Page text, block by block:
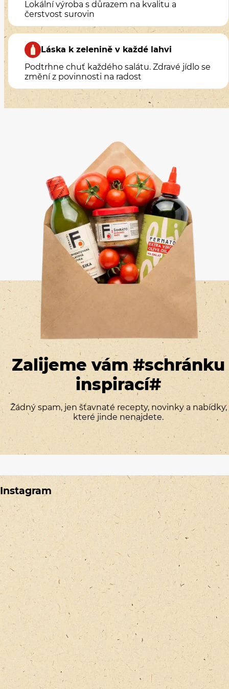
Lokální výroba s důrazem na kvalitu a
čerstvost surovin
Láska k zelenině v každé lahvi
Podtrhne chuť každého salátu. Zdravé jídlo se
změní z povinnosti na radost
Zalijeme vám #schránku
inspirací#
Žádný spam, jen šťavnaté recepty, novinky a nabídky,
které jinde nenajdete.
Instagram